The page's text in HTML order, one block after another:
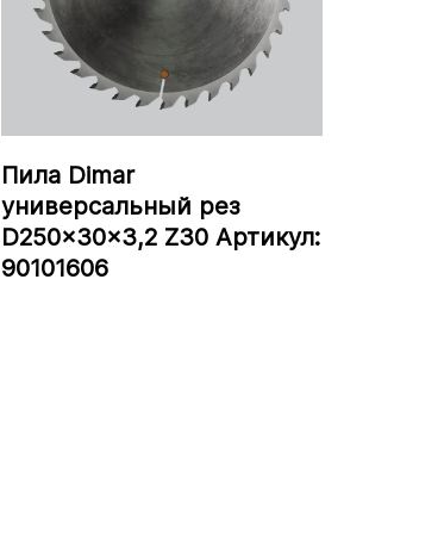
Пила Dimar
универсальный рез
D250x30x3,2 Z30 Артикул:
90101606